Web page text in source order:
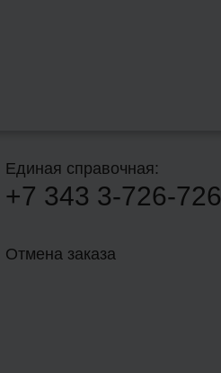
Единая справочная:
+7 343 3-726-726
Отмена заказа